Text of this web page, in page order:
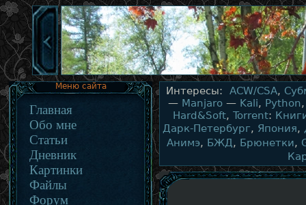
Меню сайта
Главная
Обо мне
Статьи
Дневник
Картинки
Файлы
Форум
Интересы: ACW/CSA,
— Manjaro — Kali, Python
Hard&Soft, Torrent:
Дарк-Петербург, Япония,
Анимэ, БЖД, Брюнетки,